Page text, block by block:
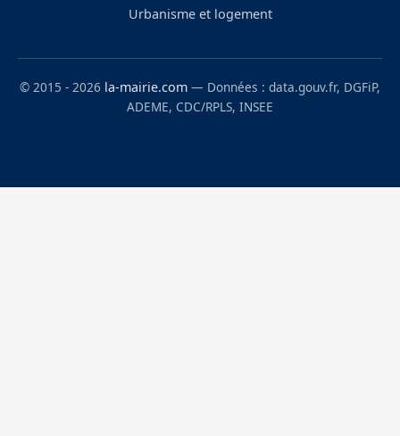
Urbanisme et logement
© 2015 - 2026 la-mairie.com — Données : data.gouv.fr, DGFiP,
ADEME, CDC/RPLS, INSEE